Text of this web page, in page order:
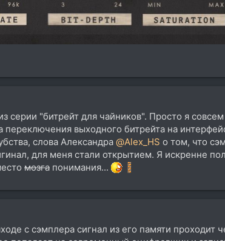
серии "битрейт для чайников". Просто я
выходного битрейта на
слова Александра @Alex_HS о том, что
для меня стали открытием. Я искренне
мозга понимания...
с сэмплера сигнал из его памяти проходит